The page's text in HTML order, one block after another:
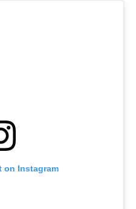
on Instagram